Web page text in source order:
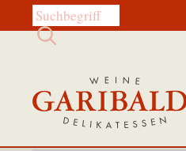
Diese Website durchsuchen: